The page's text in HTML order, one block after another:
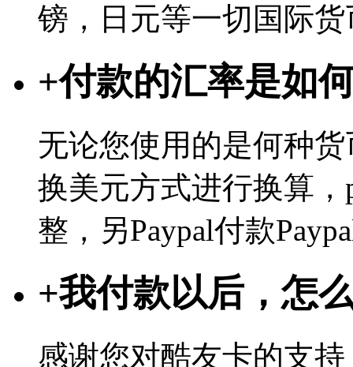
镑，日元等一切国际
+付款的汇率是如
无论您使用的是何种
换美元方式进行换算
整，另Paypal付款
+我付款以后，怎
感谢您对酷友卡的支